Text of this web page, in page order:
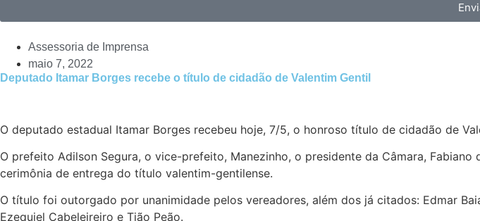
Assessoria de Imprensa
maio 7, 2022
Deputado Itamar Borges recebe o título de cidadão de Valentim Gentil
O deputado estadual Itamar Borges recebeu hoje, 7/5, o honroso título de cidadão de
O prefeito Adilson Segura, o vice-prefeito, Manezinho, o presidente da Câmara,
cerimônia de entrega do título valentim-gentilense.
O título foi outorgado por unanimidade pelos vereadores, além dos já citados: Edmar
Ezequiel Cabeleireiro e Tião Peão.